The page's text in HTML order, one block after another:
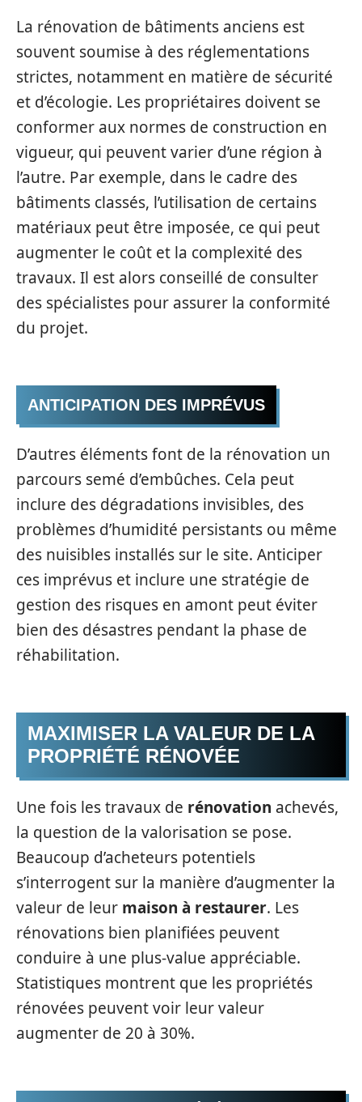
La rénovation de bâtiments anciens est
souvent soumise à des réglementations
strictes, notamment en matière de sécurité
et d’écologie. Les propriétaires doivent se
conformer aux normes de construction en
vigueur, qui peuvent varier d’une région à
l’autre. Par exemple, dans le cadre des
bâtiments classés, l’utilisation de certains
matériaux peut être imposée, ce qui peut
augmenter le coût et la complexité des
travaux. Il est alors conseillé de consulter
des spécialistes pour assurer la conformité
du projet.
ANTICIPATION DES IMPRÉVUS
D’autres éléments font de la rénovation un
parcours semé d’embûches. Cela peut
inclure des dégradations invisibles, des
problèmes d’humidité persistants ou même
des nuisibles installés sur le site. Anticiper
ces imprévus et inclure une stratégie de
gestion des risques en amont peut éviter
bien des désastres pendant la phase de
réhabilitation.
MAXIMISER LA VALEUR DE LA
PROPRIÉTÉ RÉNOVÉE
Une fois les travaux de rénovation achevés,
la question de la valorisation se pose.
Beaucoup d’acheteurs potentiels
s’interrogent sur la manière d’augmenter la
valeur de leur maison à restaurer. Les
rénovations bien planifiées peuvent
conduire à une plus-value appréciable.
Statistiques montrent que les propriétés
rénovées peuvent voir leur valeur
augmenter de 20 à 30%.